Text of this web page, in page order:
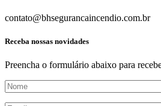
contato@bhsegurancaincendio.com.br
Receba nossas novidades
Preencha o formulário abaixo para